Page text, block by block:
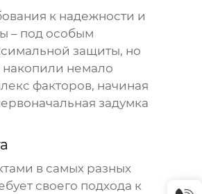
к надежности и
– под особым
защиты, но
немало
факторов, начиная
задумка
в самых разных
своего подхода к